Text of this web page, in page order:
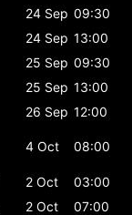
24 Sep 09:30
24 Sep 13:00
25 Sep 09:30
25 Sep 13:00
26 Sep 12:00
4 Oct 08:00
2 Oct
03:00
2 Oct
07:00